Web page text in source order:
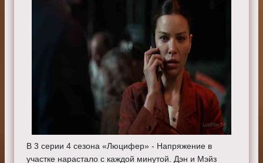
В 3 серии 4 сезона «Люцифер» - Напряжение в
участке нарастало с каждой минутой. Дэн и Мэйз